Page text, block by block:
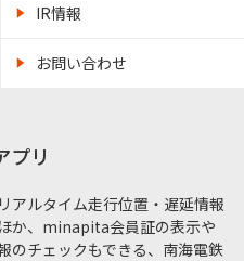
IR情報
お問い合わせ
プリ
アルタイム走行位置・遅延情報
か、minapita会員証の表示や
のチェックもできる、南海電鉄